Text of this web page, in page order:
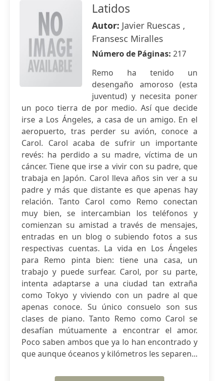
Latidos
Autor: Javier Ruescas ,
Fransesc Miralles
Número de Páginas: 217
Remo ha tenido un
desengaño amoroso (esta
juventud) y necesita poner
un poco tierra de por medio. Así que decide
irse a Los Ángeles, a casa de un amigo. En el
aeropuerto, tras perder su avión, conoce a
Carol. Carol acaba de sufrir un importante
revés: ha perdido a su madre, víctima de un
cáncer. Tiene que irse a vivir con su padre, que
trabaja en Japón. Carol lleva años sin ver a su
padre y más que distante es que apenas hay
relación. Tanto Carol como Remo conectan
muy bien, se intercambian los teléfonos y
comienzan su amistad a través de mensajes,
entradas en un blog o subiendo fotos a sus
respectivas cuentas. La vida en Los Ángeles
para Remo pinta bien: tiene una casa, un
trabajo y puede surfear. Carol, por su parte,
intenta adaptarse a una ciudad tan extraña
como Tokyo y viviendo con un padre al que
apenas conoce. Su único consuelo son sus
clases de piano. Tanto Remo como Carol se
desafían mútuamente a encontrar el amor.
Poco saben ambos que ya lo han encontrado y
que aunque óceanos y kilómetros les separen...